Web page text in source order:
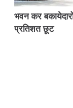
भवन कर
प्रतिशत छूट